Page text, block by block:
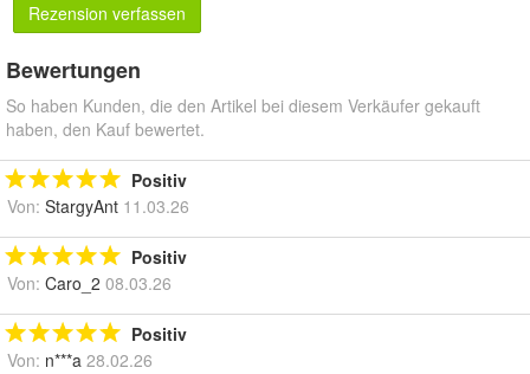
Rezension verfassen
Bewertungen
So haben Kunden, die den Artikel bei diesem Verkäufer gekauft
haben, den Kauf bewertet.
Positiv
Von: StargyAnt 11.03.26
Positiv
Von: Caro_2 08.03.26
Positiv
Von: n***a 28.02.26